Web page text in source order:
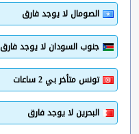
الصومال لا يوجد فارق
جنوب السودان لا يوجد فارق
تونس متأخر بي 2 ساعات
البحرين لا يوجد فارق